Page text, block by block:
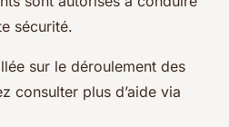
sécurité.
sur le déroulement des
consulter plus d’aide via